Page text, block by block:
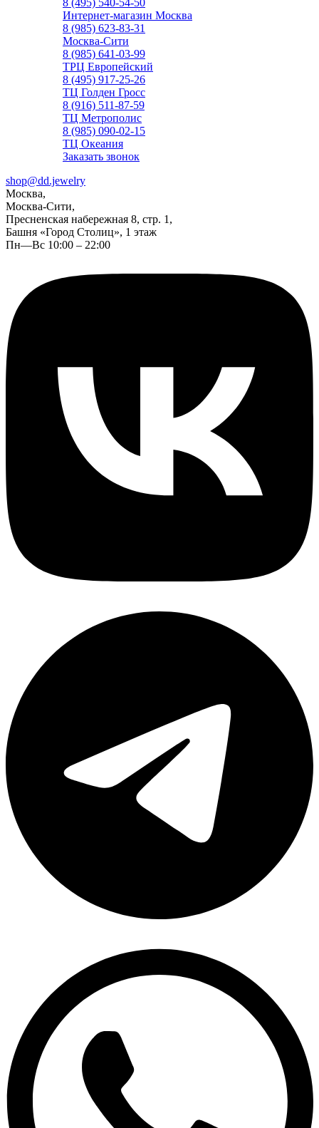
8 (495) 540-54-50
Интернет-магазин Москва
8 (985) 623-83-31
Москва-Сити
8 (985) 641-03-99
ТРЦ Европейский
8 (495) 917-25-26
ТЦ Голден Гросс
8 (916) 511-87-59
ТЦ Метрополис
8 (985) 090-02-15
ТЦ Океания
Заказать звонок
shop@dd.jewelry
Москва,
Москва-Сити,
Пресненская набережная 8, стр. 1,
Башня «Город Столиц», 1 этаж
Пн—Вс 10:00 – 22:00